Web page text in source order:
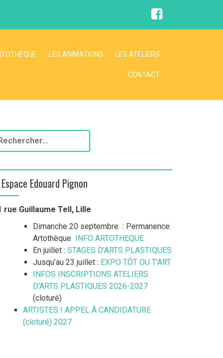
F
a
LES ANIMATIONS LES ATELIERS
CONTACT
Espace Edouard Pignon
rue Guillaume Tell, Lille
Dimanche 20 septembre : Permanence
Artothèque INFO ARTOTHEQUE
En juillet : STAGES D’ARTS PLASTIQUES
Jusqu’au 23 juillet : EXPO TÔT OU T’ART
INFOS INSCRIPTIONS ATELIERS
D’ARTS PLASTIQUES 2026-2027
(cloturé)
ARTISTES ! APPEL À CANDIDATURE
(cloturé) 2027